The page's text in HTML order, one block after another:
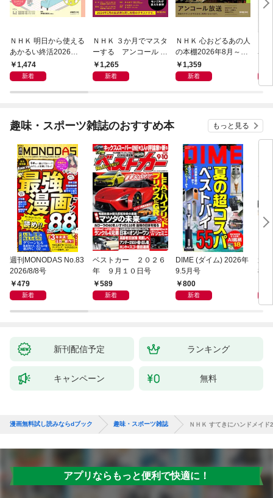
ＮＨＫ 明日から使える
あかるい終活2026年8
月～9月
1,474
新着
ＮＨＫ ３か月でマスタ
ーする アンコール 世
界史2026年8月
1,265
新着
ＮＨＫ 心おどるあの人
の本棚2026年8月～9
月1,359
新着
名
宣
趣味・スポーツ雑誌のおすすめ本 もっと見る
週刊MONODAS No.83
2026/8/8号
479
新着
ベストカー ２０２６
年 ９月１０日号
589
新着
DIME (ダイム) 2026年
9.5月号
800
新着
週
8/
新刊配信予定 ランキング
キャンペーン 無料
漫画無料試し読みならdブック 趣味・スポーツ雑誌 ＮＨＫ すてきにハンドメイド
アプリならもっと便利で快適に！